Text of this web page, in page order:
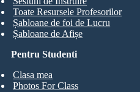
Pentru Studenti
Clasa mea
Photos For Class
Toate Resursele Profesorilor
Șabloane de foi de Lucru
Șabloane de Afișe